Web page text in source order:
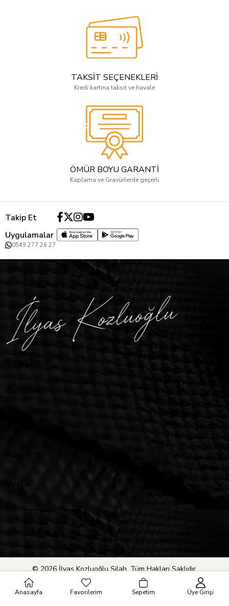
TAKSİT SEÇENEKLERİ
Kredi kartına taksit ve havale
ÖMÜR BOYU GARANTİ
Kaplama ve Gravürlerde geçerli
Takip Et
Uygulamalar
0549 277 26 27
© 2026 İlyas Kozluoğlu Silah. Tüm Hakları Saklıdır.
Anasayfa Favorilerim Sepetim Üye Girişi